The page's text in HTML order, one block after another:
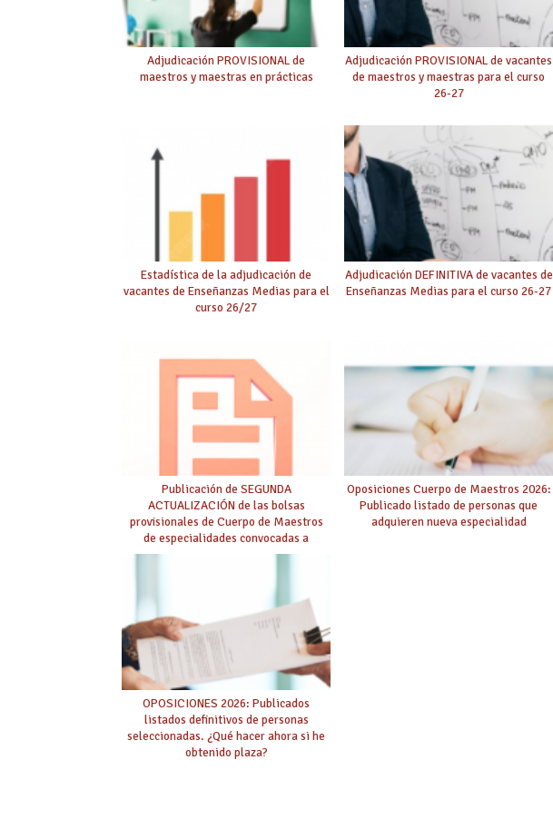
Adjudicación PROVISIONAL de
maestros y maestras en prácticas
Adjudicación PROVISIONAL de vacantes
de maestros y maestras para el curso
26-27
Estadística de la adjudicación de
vacantes de Enseñanzas Medias para el
curso 26/27
Adjudicación DEFINITIVA de vacantes de
Enseñanzas Medias para el curso 26-27
Publicación de SEGUNDA
ACTUALIZACIÓN de las bolsas
provisionales de Cuerpo de Maestros
de especialidades convocadas a
Oposiciones Cuerpo de Maestros 2026:
Publicado listado de personas que
adquieren nueva especialidad
OPOSICIONES 2026: Publicados
listados definitivos de personas
seleccionadas. ¿Qué hacer ahora si he
obtenido plaza?